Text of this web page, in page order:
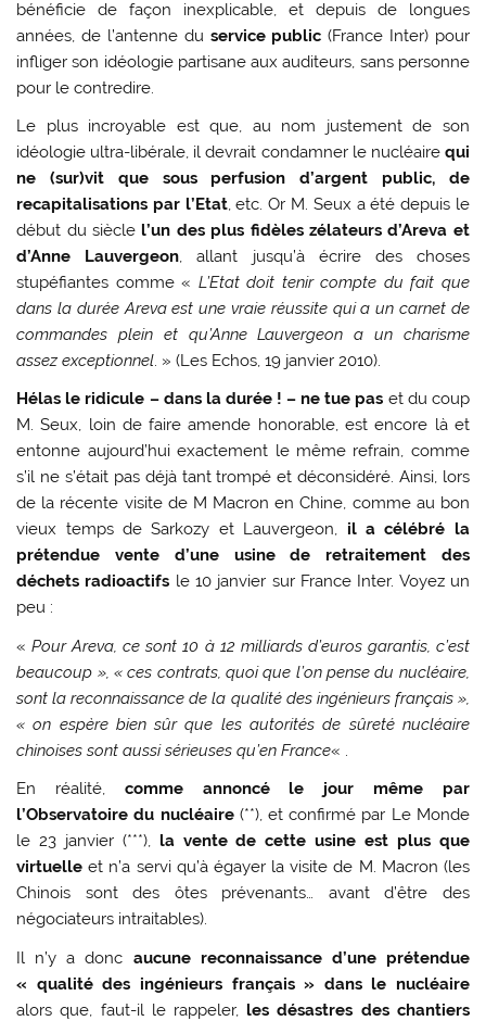
bénéficie de façon inexplicable, et depuis de longues
années, de l’antenne du service public (France Inter) pour
infliger son idéologie partisane aux auditeurs, sans personne
pour le contredire.
Le plus incroyable est que, au nom justement de son
idéologie ultra-libérale, il devrait condamner le nucléaire qui
ne (sur)vit que sous perfusion d’argent public, de
recapitalisations par l’Etat, etc. Or M. Seux a été depuis le
début du siècle l’un des plus fidèles zélateurs d’Areva et
d’Anne Lauvergeon, allant jusqu’à écrire des choses
stupéfiantes comme « L’Etat doit tenir compte du fait que
dans la durée Areva est une vraie réussite qui a un carnet de
commandes plein et qu’Anne Lauvergeon a un charisme
assez exceptionnel. » (Les Echos, 19 janvier 2010).
Hélas le ridicule – dans la durée ! – ne tue pas et du coup
M. Seux, loin de faire amende honorable, est encore là et
entonne aujourd’hui exactement le même refrain, comme
s’il ne s’était pas déjà tant trompé et déconsidéré. Ainsi, lors
de la récente visite de M Macron en Chine, comme au bon
vieux temps de Sarkozy et Lauvergeon, il a célébré la
prétendue vente d’une usine de retraitement des
déchets radioactifs le 10 janvier sur France Inter. Voyez un
peu :
«Pour Areva, ce sont 10 à 12 milliards d’euros garantis, c’est
beaucoup », « ces contrats, quoi que l’on pense du nucléaire,
sont la reconnaissance de la qualité des ingénieurs français »,
« on espère bien sûr que les autorités de sûreté nucléaire
chinoises sont aussi sérieuses qu’en France« .
En réalité, comme annoncé le jour même par
l’Observatoire du nucléaire(**), et confirmé par Le Monde
le 23 janvier (***), la vente de cette usine est plus que
virtuelle et n’a servi qu’à égayer la visite de M. Macron (les
Chinois sont des ôtes prévenants… avant d’être des
négociateurs intraitables).
Il n’y a donc aucune reconnaissance d’une prétendue
« qualité des ingénieurs français » dans le nucléaire
alors que, faut-il le rappeler, les désastres des chantiers